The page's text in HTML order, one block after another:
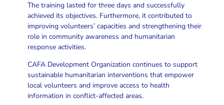
The training lasted for three days and successfully
achieved its objectives. Furthermore, it contributed to
improving volunteers’ capacities and strengthening their
role in community awareness and humanitarian
response activities.
CAFA Development Organization continues to support
sustainable humanitarian interventions that empower
local volunteers and improve access to health
information in conflict-affected areas.